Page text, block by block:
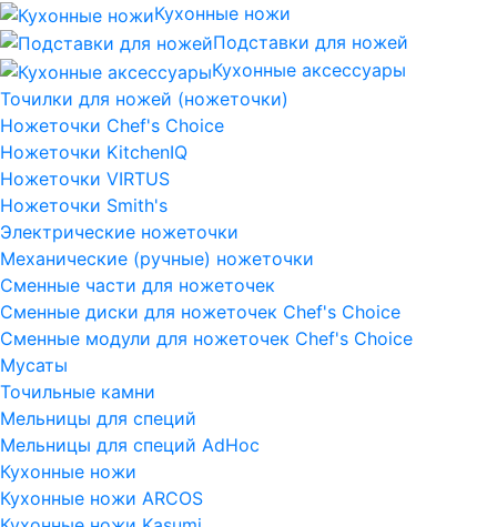
Кухонные ножи
Подставки для ножей
Кухонные аксессуары
Точилки для ножей (ножеточки)
Ножеточки Chef's Choice
Ножеточки KitchenIQ
Ножеточки VIRTUS
Ножеточки Smith's
Электрические ножеточки
Механические (ручные) ножеточки
Сменные части для ножеточек
Сменные диски для ножеточек Chef's Choice
Сменные модули для ножеточек Chef's Choice
Мусаты
Точильные камни
Мельницы для специй
Мельницы для специй AdHoc
Кухонные ножи
Кухонные ножи ARCOS